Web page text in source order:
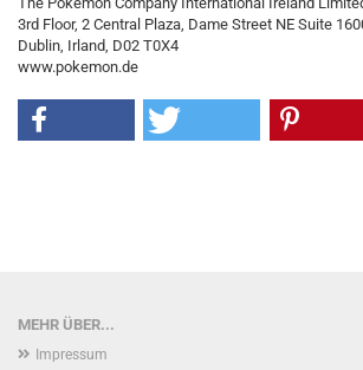
3rd Floor, 2 Central Plaza, Dame Street NE Suite
Dublin, Irland, D02 T0X4
www.pokemon.de
MEHR ÜBER...
Impressum